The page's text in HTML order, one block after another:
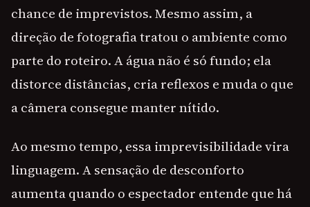
chance de imprevistos. Mesmo assim, a
direção de fotografia tratou o ambiente como
parte do roteiro. A água não é só fundo; ela
distorce distâncias, cria reflexos e muda o que
a câmera consegue manter nítido.
Ao mesmo tempo, essa imprevisibilidade vira
linguagem. A sensação de desconforto
aumenta quando o espectador entende que há